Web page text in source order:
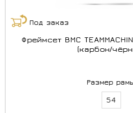
Под заказ
Фреймсет BMC
(карбон/
Размер
54